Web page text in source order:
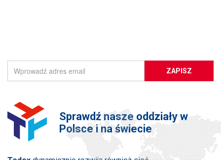
ZAPISZ
Sprawdź nasze oddziały w
Polsce i na świecie